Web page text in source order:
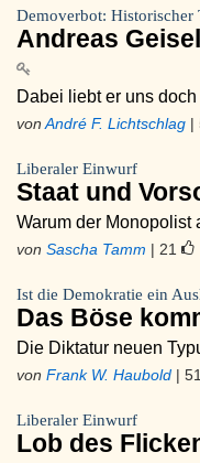
Demoverbot: Historischer
Andreas
Dabei liebt er uns
von André F. Lichtschlag |
Liberaler Einwurf
Staat und
Warum der Monopolist
von Sascha Tamm | 21
Ist die Demokratie ein
Das Böse
Die Diktatur neuen
von Frank W. Haubold | 51
Liberaler Einwurf
Lob des